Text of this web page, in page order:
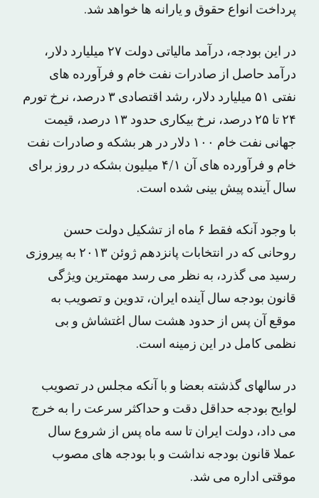
پرداخت انواع حقوق و یارانه ها خواهد شد.
در این بودجه، درآمد مالیاتی دولت ۲۷ میلیارد دلار،
درآمد حاصل از صادرات نفت خام و فرآورده های
نفتی ۵۱ میلیارد دلار، رشد اقتصادی ۳ درصد، نرخ تورم
۲۴ تا ۲۵ درصد، نرخ بیکاری حدود ۱۳ درصد، قیمت
جهانی نفت خام ۱۰۰ دلار در هر بشکه و صادرات نفت
خام و فرآورده های آن ۴/۱ میلیون بشکه در روز برای
سال آینده پیش بینی شده است.
با وجود آنکه فقط ۶ ماه از تشکیل دولت حسن
روحانی که در انتخابات پانزدهم ژوئن ۲۰۱۳ به پیروزی
رسید می گذرد، به نظر می رسد مهمترین ویژگی
قانون بودجه سال آینده ایران، تدوین و تصویب به
موقع آن پس از حدود هشت سال اغتشاش و بی
نظمی کامل در این زمینه است.
در سالهای گذشته بعضا و با آنکه مجلس در تصویب
لوایح بودجه حداقل دقت و حداکثر سرعت را به خرج
می داد، دولت ایران تا سه ماه پس از شروع سال
عملا قانون بودجه نداشت و با بودجه های مصوب
موقتی اداره می شد.